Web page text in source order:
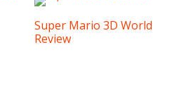
Super Mario 3D World
Review